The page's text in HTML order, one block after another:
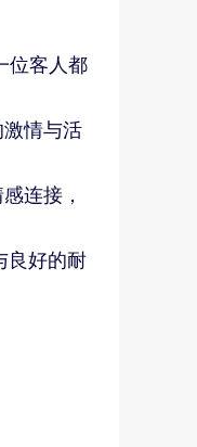
位客人都
情与活
连接，
良好的耐